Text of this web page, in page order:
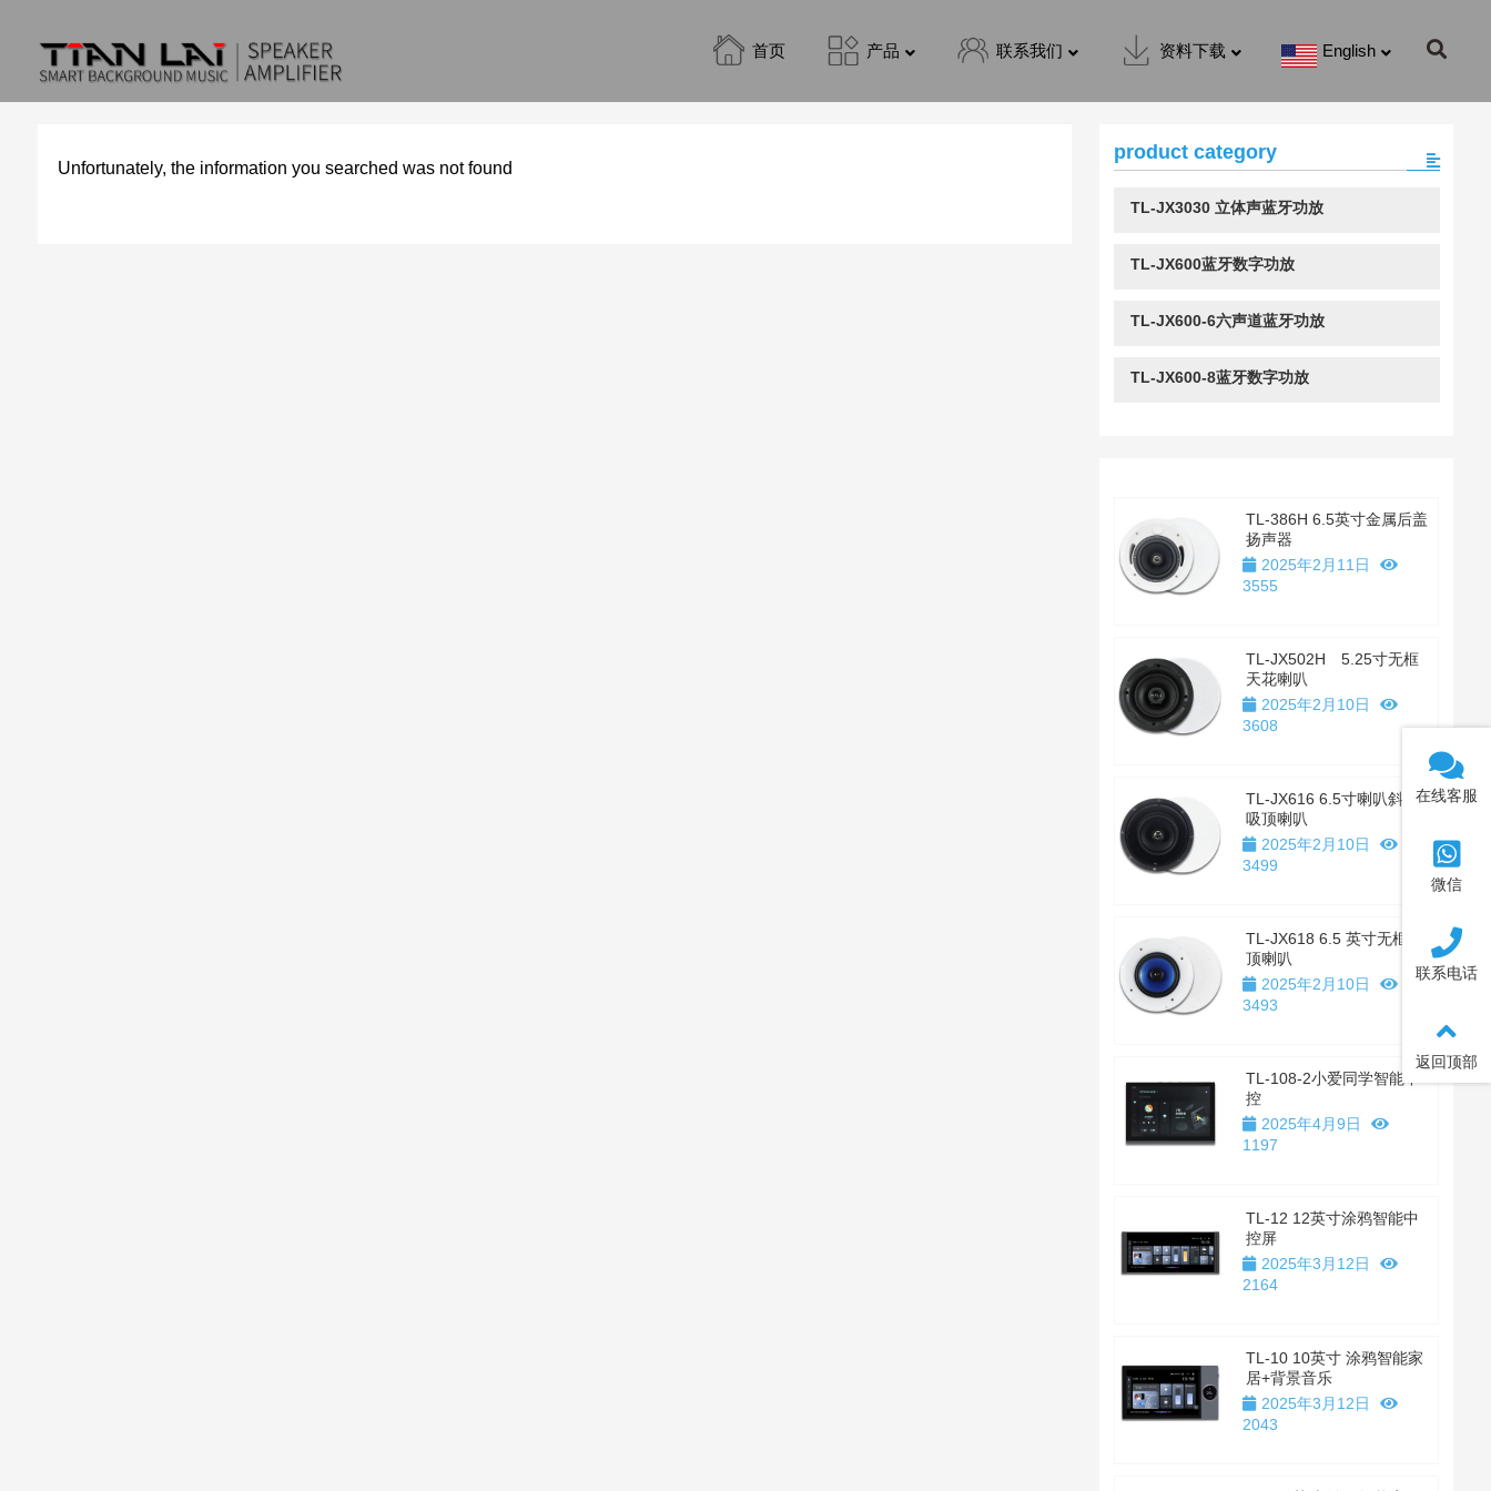
首页 产品 联系我们 资料下载 English
Unfortunately, the information you searched was not found
product category
TL-JX3030 立体声蓝牙功放
TL-JX600蓝牙数字功放
TL-JX600-6六声道蓝牙功放
TL-JX600-8蓝牙数字功放
TL-386H 6.5英寸金属后盖
扬声器
2025年2月11日
3555
TL-JX502H 5.25寸无框
天花喇叭
2025年2月10日
3608
TL-JX616 6.5寸喇叭斜置
吸顶喇叭
2025年2月10日
3499
TL-JX618 6.5 英寸无框吸
顶喇叭
2025年2月10日
3493
TL-108-2小爱同学智能中
控
2025年4月9日
1197
TL-12 12英寸涂鸦智能中
控屏
2025年3月12日
2164
TL-10 10英寸 涂鸦智能家
居+背景音乐
2025年3月12日
2043
在线客服
微信
联系电话
返回顶部